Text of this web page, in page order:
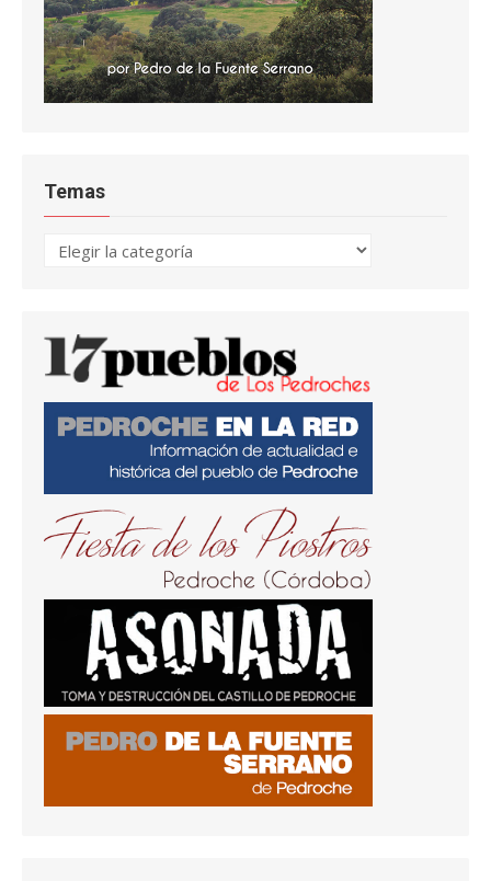
Temas
Temas